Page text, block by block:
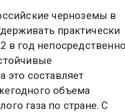
черноземы в
практически
в год
это составляет
объема
газа по стране. С